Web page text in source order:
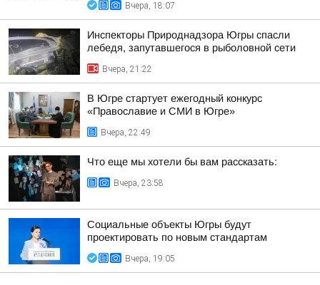
Вчера, 18:07
Инспекторы Природнадзора Югры спасли
лебедя, запутавшегося в рыболовной сети
Вчера, 21:22
В Югре стартует ежегодный конкурс
«Православие и СМИ в Югре»
Вчера, 22:49
Что еще мы хотели бы вам рассказать:
Вчера, 23:58
Социальные объекты Югры будут
проектировать по новым стандартам
Вчера, 19:05